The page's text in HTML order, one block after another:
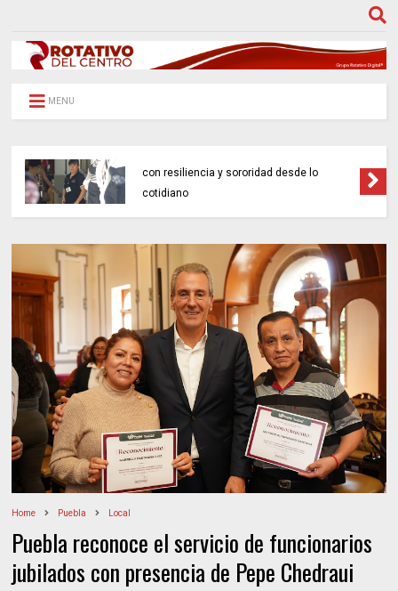
MENU
éxito la campaña “Verde Navidad 2025” en
Puebla
Home Puebla Local
Puebla reconoce el servicio de funcionarios
jubilados con presencia de Pepe Chedraui